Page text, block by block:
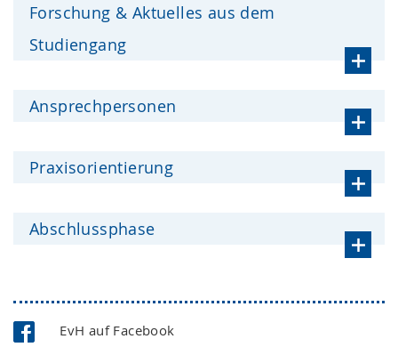
Forschung & Aktuelles aus dem
Studiengang
Ansprechpersonen
Praxisorientierung
Abschlussphase
EvH auf Facebook